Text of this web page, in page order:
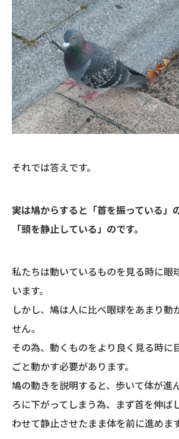
それでは答えです。
実は鳩からすると「首を振っている」
「頭を静止している」のです。
私たちは動いているものを見る時に眼
います。
しかし、鳩は人に比べ眼球をあまり動
せん。
その為、動くものをより良く見る時に
ごと動かす必要があります。
鳩の動きを説明すると、歩いて体が進
ろに下がってしまう為、まず首を伸ば
わせて静止させたまま体を前に進めます